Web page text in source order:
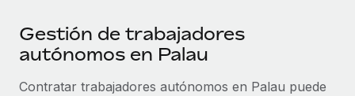
Optimiza los procesos con herramientas empresariales
esenciales.
Asociarse
Descubre oportunidades de colaborar con nosotros.
Remote Build Próximamente
Información sobre salarios y talento
Gestión de trabajadores
autónomos en Palau
Contratar trabajadores autónomos en Palau puede